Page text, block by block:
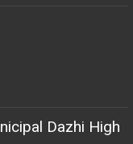
Dazhi High